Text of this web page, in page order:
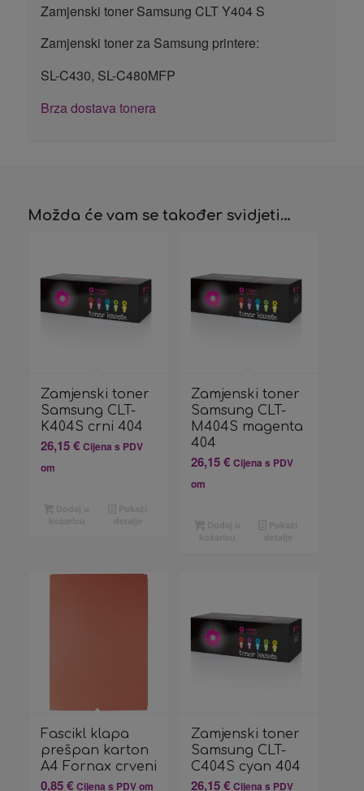
Zamjenski toner Samsung CLT Y404 S
Zamjenski toner za Samsung printere:
SL-C430, SL-C480MFP
Brza dostava tonera
Možda će vam se također svidjeti…
Zamjenski toner
Samsung CLT-
K404S crni 404
26,15€ Cijena s PDV
om
Zamjenski toner
Samsung CLT-
M404S magenta
404
26,15€ Cijena s PDV
om
Fascikl klapa
prešpan karton
A4 Fornax crveni
0,85€ Cijena s PDV om
Zamjenski toner
Samsung CLT-
C404S cyan 404
26,15€ Cijena s PDV